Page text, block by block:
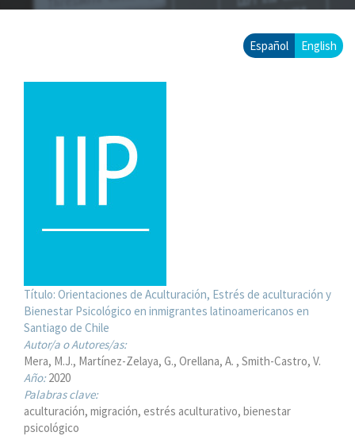
Español English
Título: Orientaciones de Aculturación, Estrés de aculturación y
Bienestar Psicológico en inmigrantes latinoamericanos en
Santiago de Chile
Autor/a o Autores/as:
Mera, M.J. Martínez-Zelaya, G. Orellana, A. Smith-Castro, V.
Año:2020
Palabras clave:
aculturación, migración, estrés aculturativo, bienestar
psicológico